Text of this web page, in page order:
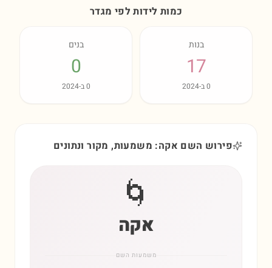
כמות לידות לפי מגדר
בנות
17
0ב-2024
בנים
0
0ב-2024
פירוש השם אקה: משמעות, מקור ונתונים
🌀
אקה
משמעות השם